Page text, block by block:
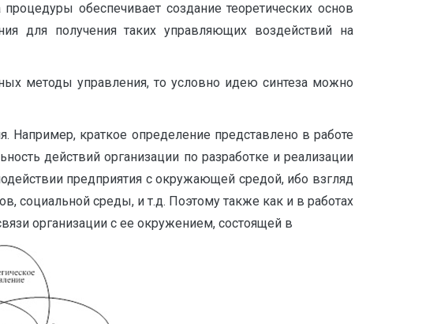
обеспечивает создание теоретических основ
для получения таких управляющих воздействий на
методы управления, то условно идею синтеза можно
Например, краткое определение представлено в работе
действий организации по разработке и реализации
предприятия с окружающей средой, ибо взгляд
социальной среды, и т.д. Поэтому также как и в работах
организации с ее окружением, состоящей в